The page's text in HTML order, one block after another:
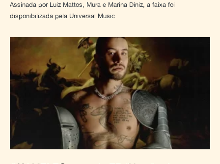
Assinada por Luiz Mattos, Mura e Marina Diniz, a faixa foi
disponibilizada pela Universal Music